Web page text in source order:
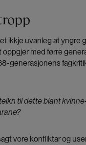
ikkje uvanleg at yngre
oppgjer med førre
generasjonens
til dette blant
vore konfliktar og